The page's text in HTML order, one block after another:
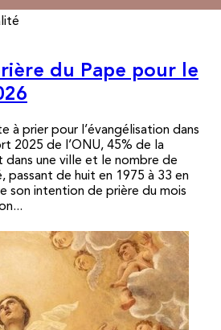
du Pape pour le
à prier pour l’évangélisation dans
2025 de l’ONU, 45% de la
une ville et le nombre de
passant de huit en 1975 à 33 en
son intention de prière du mois